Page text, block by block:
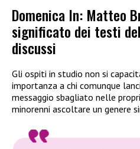
Domenica In: Matteo
significato dei testi
discussi
Gli ospiti in studio non si
importanza a chi comunque
messaggio sbagliato nelle
minorenni ascoltare un genere